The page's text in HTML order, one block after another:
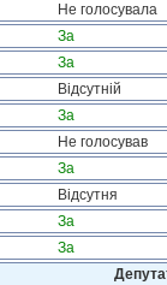
Не голосувала
За
За
Відсутній
За
Не голосував
За
Відсутня
За
За